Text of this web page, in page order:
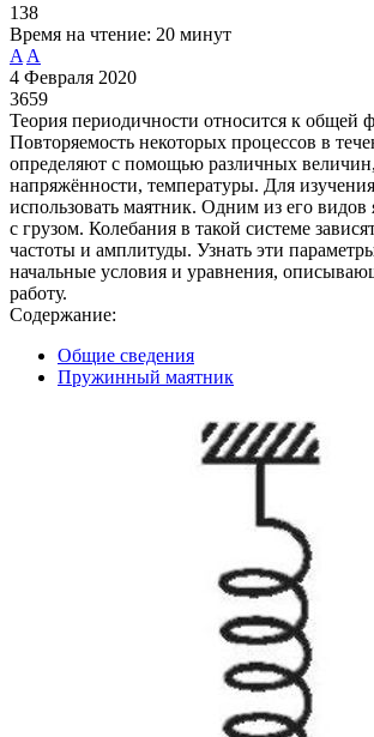
138
Время на чтение: 20 минут
A A
4 Февраля 2020
3659
Теория периодичности относится к общей
Повторяемость некоторых процессов в
определяют с помощью различных
напряжённости, температуры. Для
использовать маятник. Одним из его видов
с грузом. Колебания в такой системе
частоты и амплитуды. Узнать эти
начальные условия и уравнения,
работу.
Содержание:
Общие сведения
Пружинный маятник